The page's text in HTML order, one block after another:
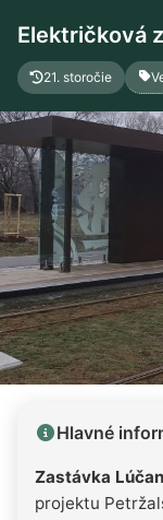
Električková
21. storočie
Hlavné
Zastávka
projektu